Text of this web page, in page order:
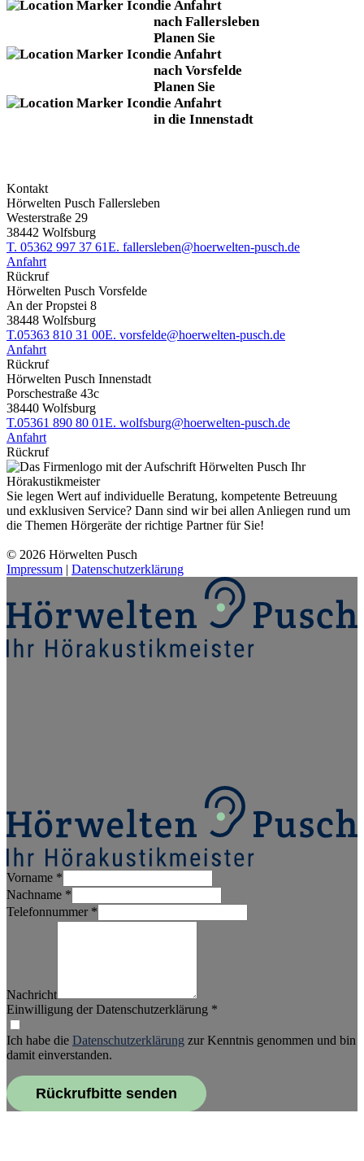
die Anfahrt
nach Fallersleben
Planen Sie
die Anfahrt
nach Vorsfelde
Planen Sie
die Anfahrt
in die Innenstadt
Kontakt
Hörwelten Pusch Fallersleben
Westerstraße 29
38442 Wolfsburg
T. 05362 997 37 61E. fallersleben@hoerwelten-pusch.de
Anfahrt
Rückruf
Hörwelten Pusch Vorsfelde
An der Propstei 8
38448 Wolfsburg
T.05363 810 31 00E. vorsfelde@hoerwelten-pusch.de
Anfahrt
Rückruf
Hörwelten Pusch Innenstadt
Porschestraße 43c
38440 Wolfsburg
T.05361 890 80 01E. wolfsburg@hoerwelten-pusch.de
Anfahrt
Rückruf
Sie legen Wert auf individuelle Beratung, kompetente Betreuung
und exklusiven Service? Dann sind wir bei allen Anliegen rund um
die Themen Hörgeräte der richtige Partner für Sie!
© 2026 Hörwelten Pusch
Impressum | Datenschutzerklärung
Vorname *
Nachname *
Telefonnummer *
Nachricht
Einwilligung der Datenschutzerklärung *
Ich habe die Datenschutzerklärung zur Kenntnis genommen und bin
damit einverstanden.
Rückrufbitte senden